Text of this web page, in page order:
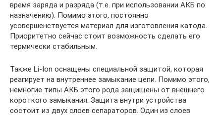
время заряда и разряда (т.е. при использовании АКБ по
назначению). Помимо этого, постоянно
усовершенствуется материал для изготовления катода.
Приоритетно сейчас стоит возможность сделать его
термически стабильным.
Также Li-Ion оснащены специальной защитой, которая
реагирует на внутреннее замыкание цепи. Помимо этого,
немногие типы АКБ этого рода защищены от внешнего
короткого замыкания. Защита внутри устройства
состоит из двух слоев сепараторов. Один из слоев